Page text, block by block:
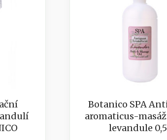
Botanico SPA
aromaticus-
levandule